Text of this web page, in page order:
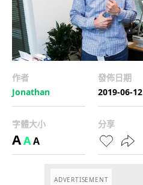
作者
Jonathan
發佈日期
2019-06-12
字體大小
AAA
分享
ADVERTISEMENT